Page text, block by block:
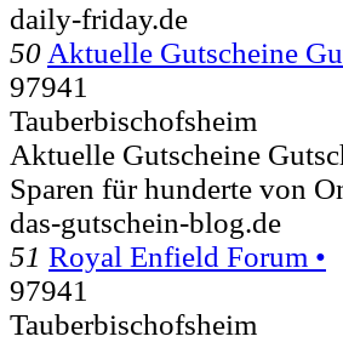
daily-friday.de
50 Aktuelle Gutscheine
97941
Tauberbischofsheim
Aktuelle Gutscheine
Sparen für hunderte von
das-gutschein-blog.de
51 Royal Enfield Forum •
97941
Tauberbischofsheim